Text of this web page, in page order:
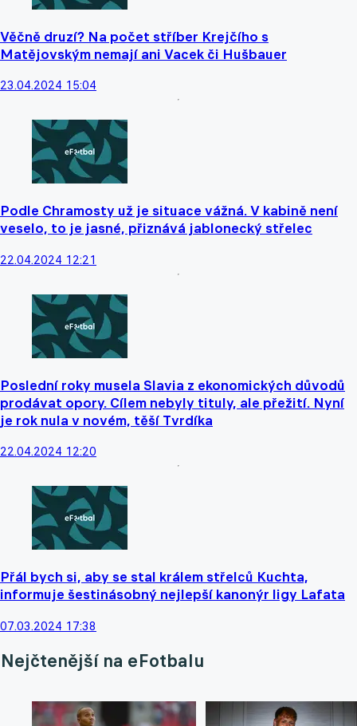
Věčně druzí? Na počet stříber Krejčího s
Matějovským nemají ani Vacek či Hušbauer
23.04.2024 15:04
Podle Chramosty už je situace vážná. V kabině není
veselo, to je jasné, přiznává jablonecký střelec
22.04.2024 12:21
Poslední roky musela Slavia z ekonomických důvodů
prodávat opory. Cílem nebyly tituly, ale přežití. Nyní
je rok nula v novém, těší Tvrdíka
22.04.2024 12:20
Přál bych si, aby se stal králem střelců Kuchta,
informuje šestinásobný nejlepší kanonýr ligy Lafata
07.03.2024 17:38
Nejčtenější na eFotbalu